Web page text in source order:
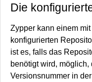
Die
Zypper kann einem mit
konfigurierten
ist es, falls das
benötigt wird,
Versionsnummer in